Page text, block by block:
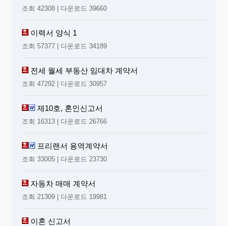
조회 42308 | 다운로드 39660
이력서 양식 1
조회 57377 | 다운로드 34189
전세 월세 부동산 임대차 계약서
조회 47292 | 다운로드 30957
제10호, 혼인신고서
조회 16313 | 다운로드 26766
프리랜서 용역계약서
조회 33005 | 다운로드 23730
자동차 매매 계약서
조회 21309 | 다운로드 19981
이혼 신고서